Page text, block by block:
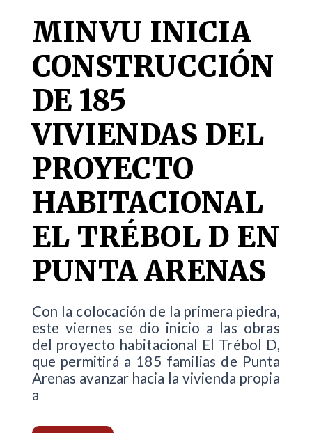
MINVU INICIA
CONSTRUCCIÓN
DE 185
VIVIENDAS DEL
PROYECTO
HABITACIONAL
EL TRÉBOL D EN
PUNTA ARENAS
Con la colocación de la primera piedra,
este viernes se dio inicio a las obras
del proyecto habitacional El Trébol D,
que permitirá a 185 familias de Punta
Arenas avanzar hacia la vivienda propia
a